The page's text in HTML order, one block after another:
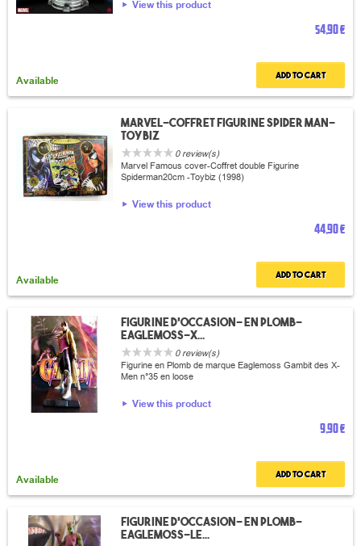
View this product
54,90 €
Available Add to cart
Marvel-coffret figurine spider man-
Toybiz
0 review(s)
Marvel Famous cover-Coffret double Figurine
Spiderman20cm -Toybiz (1998)
View this product
44,90 €
Available Add to cart
Figurine d'occasion- en plomb-
Eaglemoss-X...
0 review(s)
Figurine en Plomb de marque Eaglemoss Gambit des X-
Men n°35 en loose
View this product
9,90 €
Available Add to cart
Figurine d'occasion- en plomb-
Eaglemoss-Le...